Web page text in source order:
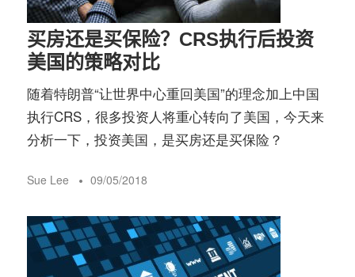
买房还是买保险？CRS执行后投资
美国的策略对比
随着特朗普“让世界中心重回美国”的理念加上中国
执行CRS，很多投资人将重心转向了美国，今天来
分析一下，投资美国，是买房还是买保险？
Sue Lee 09/05/2018